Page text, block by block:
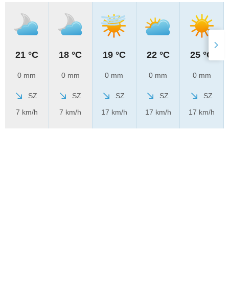
21 °C
0 mm
SZ
7 km/h
18 °C
0 mm
SZ
7 km/h
19 °C
0 mm
SZ
17 km/h
22 °C
0 mm
SZ
17 km/h
25 °C
0 mm
SZ
17 km/h